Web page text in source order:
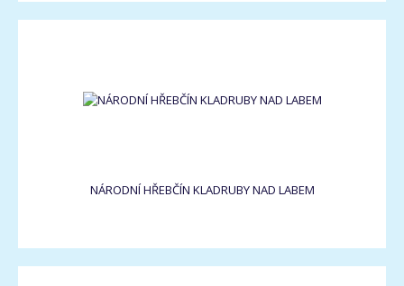
NÁRODNÍ HŘEBČÍN KLADRUBY NAD LABEM